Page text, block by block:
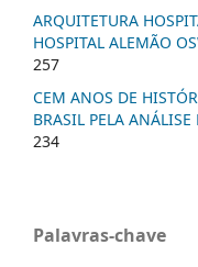
ARQUITETURA
HOSPITAL ALEMÃO
257
CEM ANOS DE
BRASIL PELA
234
Palavras-chave